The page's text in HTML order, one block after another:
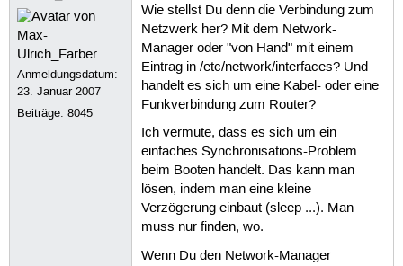
UP BROADCAST MULTICAST
RX packets:0 errors:0
TX packets:0 errors:0
Kollisionen:0
RX bytes:0 (0.0 B)  TX
          Interrupt:19
Anmeldungsdatum:
23. Januar 2007
Beiträge:8045
Wie stellst Du denn die Verbindung zum
Netzwerk her? Mit dem Network-
Manager oder "von Hand" mit einem
Eintrag in /etc/network/interfaces? Und
handelt es sich um eine Kabel- oder eine
Funkverbindung zum Router?
Ich vermute, dass es sich um ein
einfaches Synchronisations-Problem
beim Booten handelt. Das kann man
lösen, indem man eine kleine
Verzögerung einbaut (sleep ...). Man
muss nur finden, wo.
Wenn Du den Network-Manager